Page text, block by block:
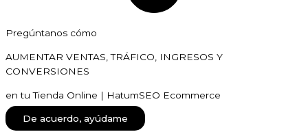
Pregúntanos cómo
AUMENTAR VENTAS, TRÁFICO, INGRESOS Y
CONVERSIONES
en tu Tienda Online | HatumSEO Ecommerce
De acuerdo, ayúdame